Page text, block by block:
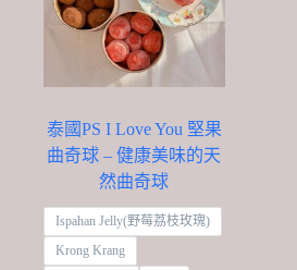
泰國PS I Love You 堅果
曲奇球 – 健康美味的天
然曲奇球
Ispahan Jelly(野莓荔枝玫瑰)
Krong Krang